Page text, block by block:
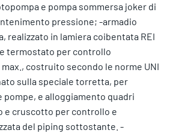
e pompa sommersa joker di
pressione; -armadio
realizzato in lamiera coibentata REI
termostato per controllo
costruito secondo le norme UNI
sulla speciale torretta, per
e alloggiamento quadri
e cruscotto per controllo e
del piping sottostante. -